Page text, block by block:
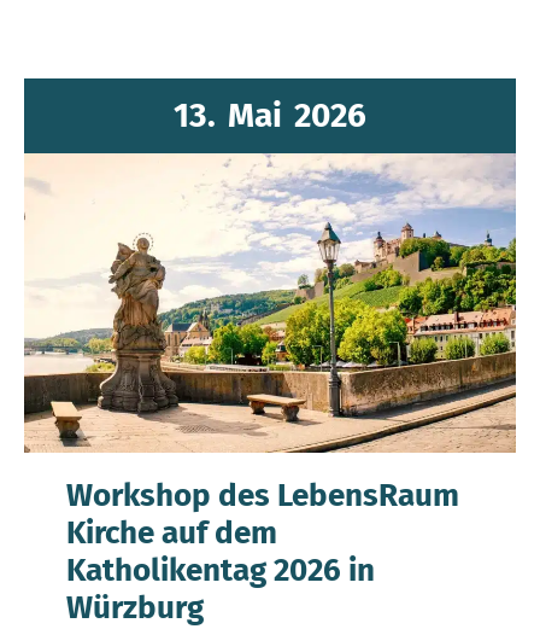
13. Mai 2026
Workshop des LebensRaum
Kirche auf dem
Katholikentag 2026 in
Würzburg